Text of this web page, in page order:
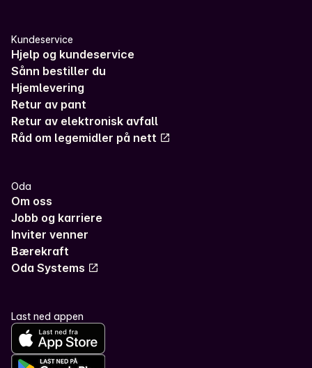
Kundeservice
Hjelp og kundeservice
Sånn bestiller du
Hjemlevering
Retur av pant
Retur av elektronisk avfall
Råd om legemidler på nett
Oda
Om oss
Jobb og karriere
Inviter venner
Bærekraft
Oda Systems
Last ned appen